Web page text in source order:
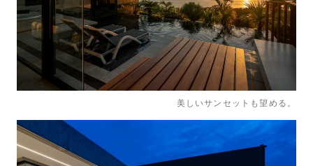
美しいサンセットも望める。